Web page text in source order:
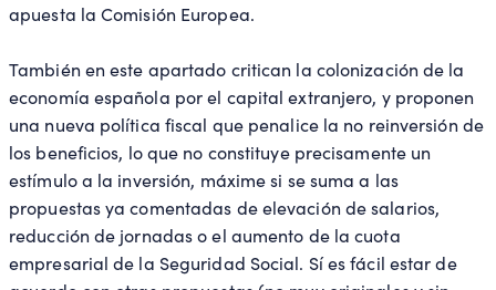
apuesta la Comisión Europea.
También en este apartado critican la colonización de la
economía española por el capital extranjero, y proponen
una nueva política fiscal que penalice la no reinversión de
los beneficios, lo que no constituye precisamente un
estímulo a la inversión, máxime si se suma a las
propuestas ya comentadas de elevación de salarios,
reducción de jornadas o el aumento de la cuota
empresarial de la Seguridad Social. Sí es fácil estar de